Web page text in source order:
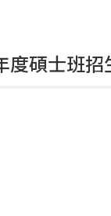
度碩士班招